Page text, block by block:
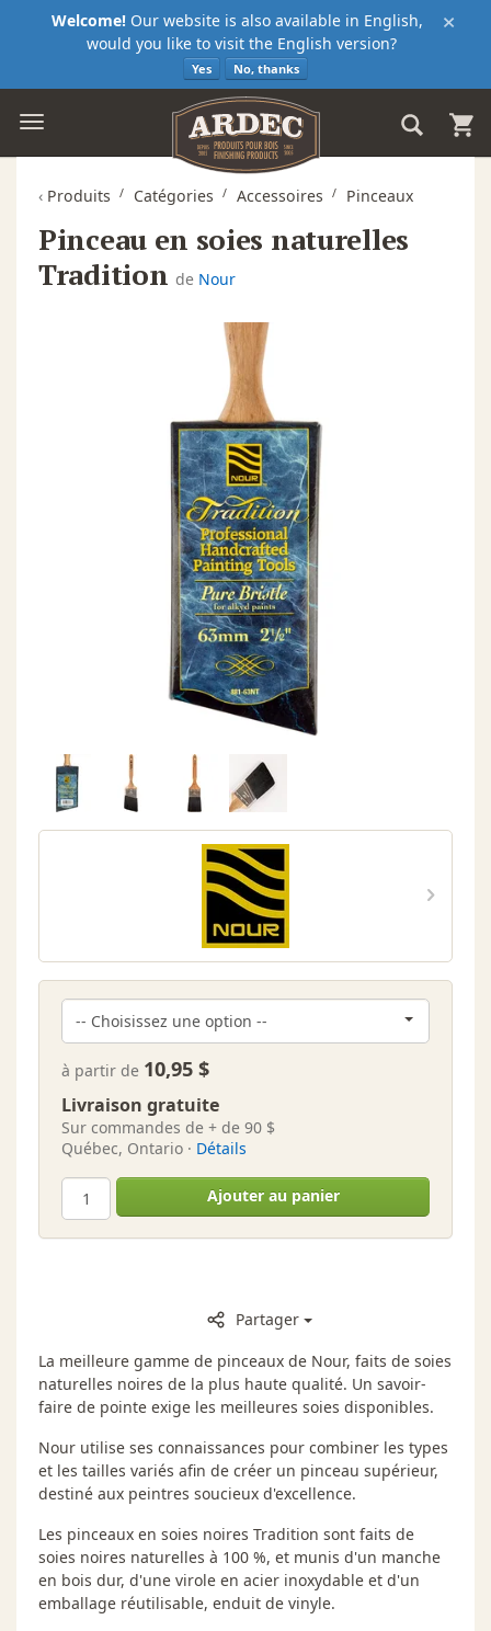
×
Welcome! Our website is also available in English,
would you like to visit the English version?
Yes No, thanks
‹ Produits Catégories Accessoires Pinceaux
Pinceau en soies naturelles
Tradition de Nour
à partir de 10,95 $
Livraison gratuite
Sur commandes de + de 90 $
Québec, Ontario · Détails
Ajouter au panier
Partager
La meilleure gamme de pinceaux de Nour, faits de soies
naturelles noires de la plus haute qualité. Un savoir-
faire de pointe exige les meilleures soies disponibles.
Nour utilise ses connaissances pour combiner les types
et les tailles variés afin de créer un pinceau supérieur,
destiné aux peintres soucieux d'excellence.
Les pinceaux en soies noires Tradition sont faits de
soies noires naturelles à 100 %, et munis d'un manche
en bois dur, d'une virole en acier inoxydable et d'un
emballage réutilisable, enduit de vinyle.